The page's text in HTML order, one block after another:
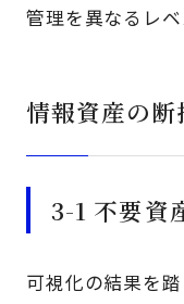
管理を異なるレベ
情報資産の
3-1 不要資
可視化の結果を